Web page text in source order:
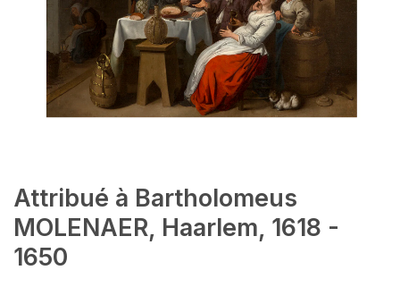
Attribué à Bartholomeus
MOLENAER, Haarlem, 1618 -
1650